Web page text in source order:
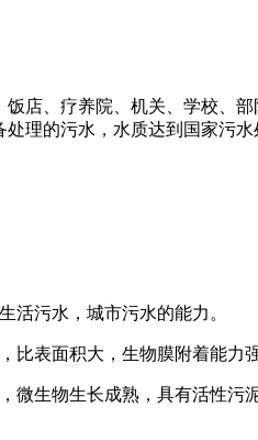
店、疗养院、机关、学校、
理的污水，水质达到国家污水
活污水，城市污水的能力。
表面积大，生物膜附着能力
生物生长成熟，具有活性污